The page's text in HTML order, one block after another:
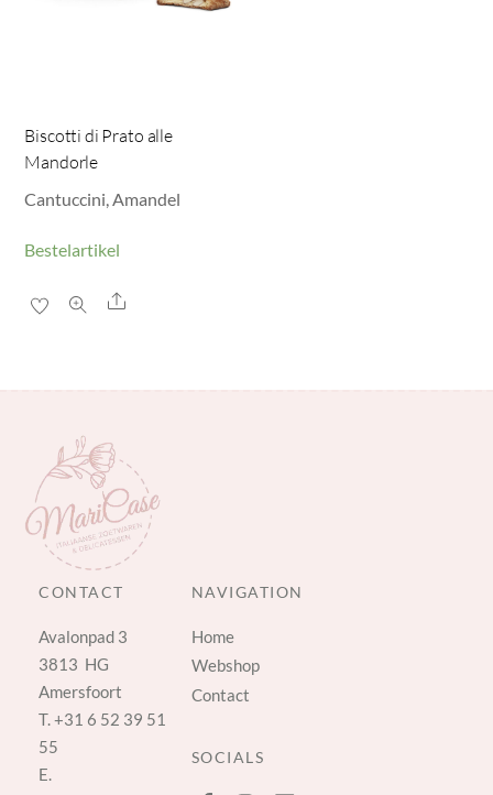
Biscotti di Prato alle
Mandorle
Cantuccini, Amandel
Bestelartikel
Share
CONTACT
Avalonpad 3
3813 HG
Amersfoort
T.+31 6 52 39 51
55
E.
NAVIGATION
Home
Webshop
Contact
SOCIALS